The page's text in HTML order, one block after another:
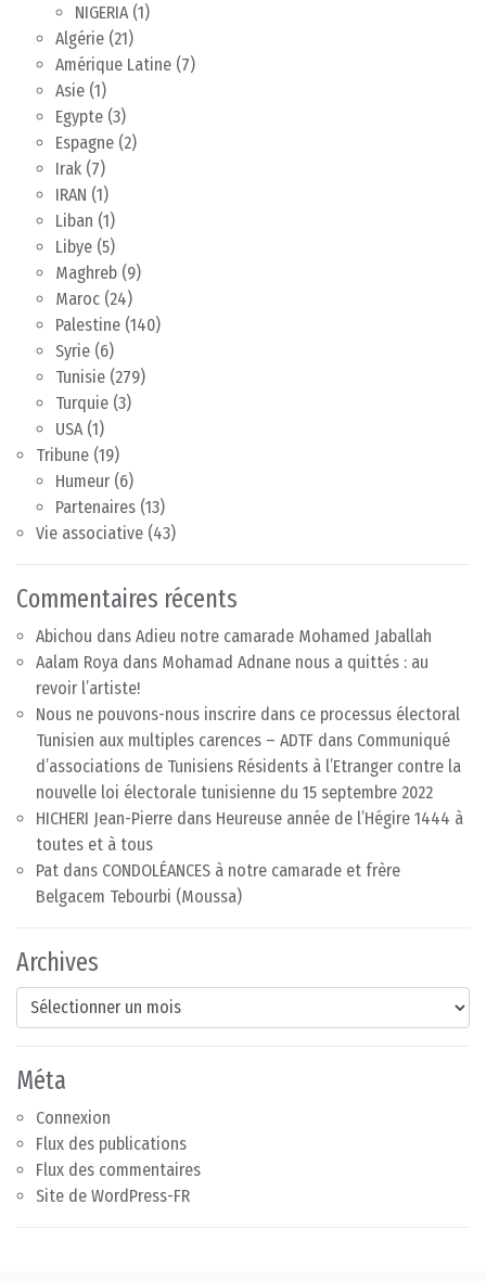
NIGERIA(1)
Algérie (21)
Amérique Latine (7)
Asie (1)
Egypte (3)
Espagne (2)
Irak (7)
IRAN (1)
Liban (1)
Libye (5)
Maghreb (9)
Maroc (24)
Palestine (140)
Syrie (6)
Tunisie (279)
Turquie (3)
USA(1)
Tribune (19)
Humeur (6)
Partenaires (13)
Vie associative (43)
Commentaires récents
Abichou dans Adieu notre camarade Mohamed Jaballah
Aalam Roya dans Mohamad Adnane nous a quittés : au
revoir l’artiste!
Nous ne pouvons-nous inscrire dans ce processus électoral
Tunisien aux multiples carences – ADTF dans Communiqué
d’associations de Tunisiens Résidents à l’Etranger contre la
nouvelle loi électorale tunisienne du 15 septembre 2022
HICHERI Jean-Pierre dans Heureuse année de l’Hégire 1444 à
toutes et à tous
Pat dans CONDOLÉANCES à notre camarade et frère
Belgacem Tebourbi (Moussa)
Archives
Archives
Méta
Connexion
Flux des publications
Flux des commentaires
Site de WordPress-FR